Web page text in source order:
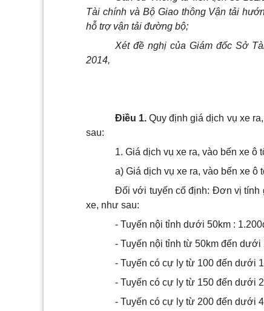
Tài chính và Bộ Giao thông Vận tải
hỗ trợ vận tải đường bộ;
Xét đề nghị của Giám đốc Sở
2014,
Điều 1. Quy định giá dịch vụ xe
sau:
1. Giá dịch vụ xe ra, vào bến xe ô
a) Giá dịch vụ xe ra, vào bến xe ô
Đối với tuyến cố định: Đơn vị tính
xe, như sau:
- Tuyến nội tỉnh dưới 50km :
- Tuyến nội tỉnh từ 50km đến dưới
- Tuyến có cự ly từ 100 đến dưới
- Tuyến có cự ly từ 150 đến dưới
- Tuyến có cự ly từ 200 đến dưới